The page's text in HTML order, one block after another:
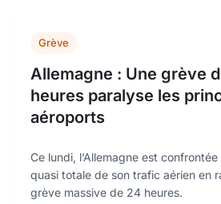
Grève
Allemagne : Une grève
heures paralyse les
aéroports
Ce lundi, l’Allemagne est
quasi totale de son trafic aérien en
grève massive de 24 heures.